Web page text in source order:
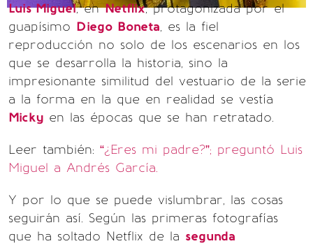
Luis Miguel, enNetflix, protagonizada por el
guapísimo Diego Boneta, es la fiel
reproducción no solo de los escenarios en los
que se desarrolla la historia, sino la
impresionante similitud del vestuario de la serie
a la forma en la que en realidad se vestía
Micky en las épocas que se han retratado.
Leer también: “¿Eres mi padre?”; preguntó Luis
Miguel a Andrés García.
Y por lo que se puede vislumbrar, las cosas
seguirán así. Según las primeras fotografías
que ha soltado Netflix de la segunda